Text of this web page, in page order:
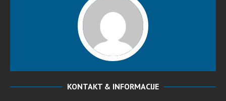
KONTAKT & INFORMACIJE